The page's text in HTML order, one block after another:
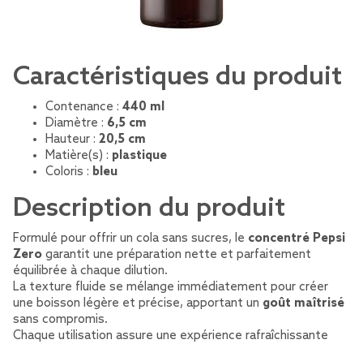
Caractéristiques du produit
Contenance : 440 ml
Diamètre : 6,5 cm
Hauteur : 20,5 cm
Matière(s) : plastique
Coloris : bleu
Description du produit
Formulé pour offrir un cola sans sucres, le concentré Pepsi
Zero garantit une préparation nette et parfaitement
équilibrée à chaque dilution.
La texture fluide se mélange immédiatement pour créer
une boisson légère et précise, apportant un goût maîtrisé
sans compromis.
Chaque utilisation assure une expérience rafraîchissante